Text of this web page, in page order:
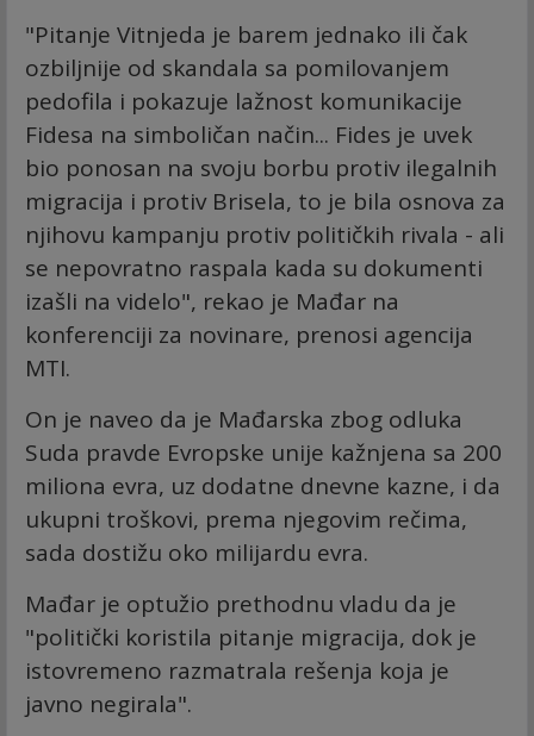
"Pitanje Vitnjeda je barem jednako ili čak
ozbiljnije od skandala sa pomilovanjem
pedofila i pokazuje lažnost komunikacije
Fidesa na simboličan način... Fides je uvek
bio ponosan na svoju borbu protiv ilegalnih
migracija i protiv Brisela, to je bila osnova za
njihovu kampanju protiv političkih rivala - ali
se nepovratno raspala kada su dokumenti
izašli na videlo", rekao je Mađar na
konferenciji za novinare, prenosi agencija
MTI.
On je naveo da je Mađarska zbog odluka
Suda pravde Evropske unije kažnjena sa 200
miliona evra, uz dodatne dnevne kazne, i da
ukupni troškovi, prema njegovim rečima,
sada dostižu oko milijardu evra.
Mađar je optužio prethodnu vladu da je
"politički koristila pitanje migracija, dok je
istovremeno razmatrala rešenja koja je
javno negirala".